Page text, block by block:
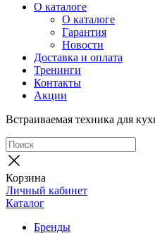
О каталоге
О каталоге
Гарантия
Новости
Доставка и оплата
Тренинги
Контакты
Акции
Встраиваемая техника для
Корзина
Личный кабинет
Каталог
Бренды